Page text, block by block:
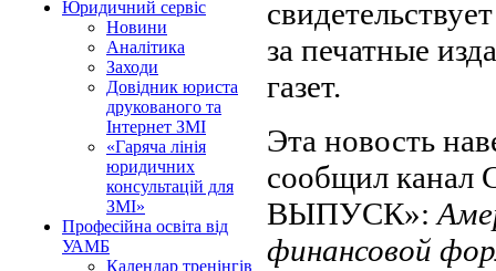
Юридичний сервіс
Новини
Аналітика
Заходи
Довідник юриста
друкованого та
Інтернет ЗМІ
«Гаряча лінія
юридичних
консультацій для
ЗМІ»
Професійна освіта від
УАМБ
Календар тренінгів
за печатные
газет.
Эта новость
сообщил
ВЫПУСК»:
финансовой